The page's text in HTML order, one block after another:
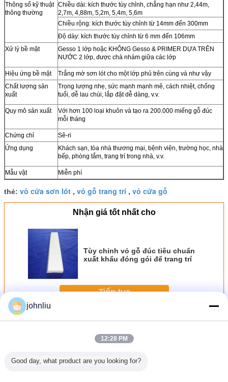
Thông số kỹ thuật
thông thường
Chiều dài: kích thước tùy chỉnh, chẳng hạn như 2,44m,
2,7m, 4,88m, 5,2m, 5,4m, 5,6m
Chiều rộng: kích thước tùy chỉnh từ 14mm đến 300mm
Độ dày: kích thước tùy chỉnh từ 6 mm đến 106mm
Xử lý bề mặt
Gesso 1 lớp hoặc KHÔNG Gesso & PRIMER DỰA TRÊN
NƯỚC 2 lớp, được chà nhám giữa các lớp
Hiệu ứng bề mặt
Trắng mờ sơn lót cho một lớp phủ trên cùng và như vậy
Chất lượng sản
xuất
Trọng lượng nhẹ, sức mạnh mạnh mẽ, cách nhiệt, chống
tuổi, dễ lau chùi, lắp đặt dễ dàng, v.v.
Quy mô sản xuất
Với hơn 100 loại khuôn và tạo ra 200.000 miếng gỗ đúc
mỗi tháng
Chứng chỉ
Sê-ri
Ứng dụng
Khách sạn, tòa nhà thương mại, bệnh viện, trường học, nhà
bếp, phòng tắm, trang trí trong nhà, v.v.
Mẫu vật Miễn phí
thẻ: vỏ cửa sơn lót , vỏ gỗ trang trí , vỏ cửa gỗ
Nhận giá tốt nhất cho
Tùy chỉnh vỏ gỗ đúc tiêu chuẩn
xuất khẩu đóng gói để trang trí
Tiếp tục
HơnĐúc vỏ gỗ
johnliu
12:28 PM
Good day, what product are you looking for?